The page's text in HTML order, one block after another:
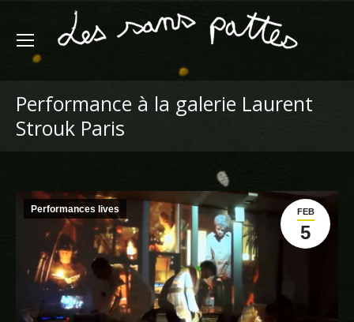
Performance à la galerie Laurent
Strouk Paris
FEB
5
Performances lives